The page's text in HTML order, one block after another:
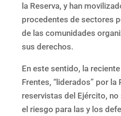
la Reserva, y han
procedentes de sectores
de las comunidades
sus derechos.
En este sentido, la
Frentes, “liderados” por la
reservistas del Ejército,
el riesgo para las y los